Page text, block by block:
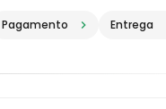
Pagamento Entrega